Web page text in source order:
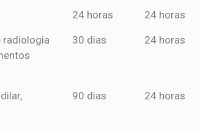
*Pagamento
mensal*
boleto
24 horas 24 horas
radiologia
30 dias 24 horas
90 dias 24 horas